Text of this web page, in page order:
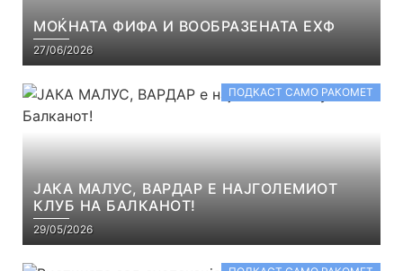
МОЌНАТА ФИФА И ВООБРАЗЕНАТА ЕХФ
27/06/2026
ПОДКАСТ САМО РАКОМЕТ
ЈАКА МАЛУС, ВАРДАР Е НАЈГОЛЕМИОТ
КЛУБ НА БАЛКАНОТ!
29/05/2026